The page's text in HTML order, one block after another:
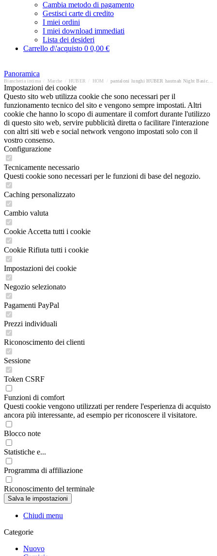
Cambia metodo di pagamento
Gestisci carte di credito
I miei ordini
I miei download immediati
Lista dei desideri
Carrello d\'acquisto 0 0,00 €
Panoramica
Biancheria intima Marche HUBER HOM
Impostazioni dei cookie
Questo sito web utilizza cookie che sono necessari per il
funzionamento tecnico del sito e vengono sempre impostati. Altri
cookie che hanno lo scopo di aumentare il comfort durante l'utilizzo
di questo sito web, servire pubblicità diretta o facilitare l'interazione
con altri siti web e social network vengono impostati solo con il
vostro consenso.
Configurazione
Tecnicamente necessario
Questi cookie sono necessari per le funzioni di base del negozio.
Caching personalizzato
Cambio valuta
Cookie Accetta tutti i cookie
Cookie Rifiuta tutti i cookie
Impostazioni dei cookie
Negozio selezionato
Pagamenti PayPal
Prezzi individuali
Riconoscimento dei clienti
Sessione
Token CSRF
Funzioni di comfort
Questi cookie vengono utilizzati per rendere l'esperienza di acquisto
ancora più interessante, ad esempio per riconoscere il visitatore.
Blocco note
Statistiche e...
Programma di affiliazione
Riconoscimento del terminale
Chiudi menu
Categorie
Nuovo